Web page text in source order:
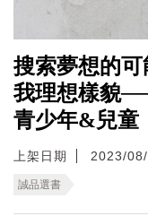
搜索夢想的
我理想樣貌
青少年&兒童
上架日期 2023/
誠品選書